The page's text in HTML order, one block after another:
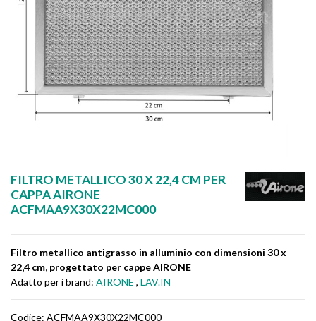
FILTRO METALLICO 30 X 22,4 CM PER
CAPPA AIRONE
ACFMAA9X30X22MC000
Filtro metallico antigrasso in alluminio con dimensioni 30 x
22,4 cm, progettato per cappe AIRONE
Adatto per i brand: AIRONE , LAV.IN
Codice: ACFMAA9X30X22MC000